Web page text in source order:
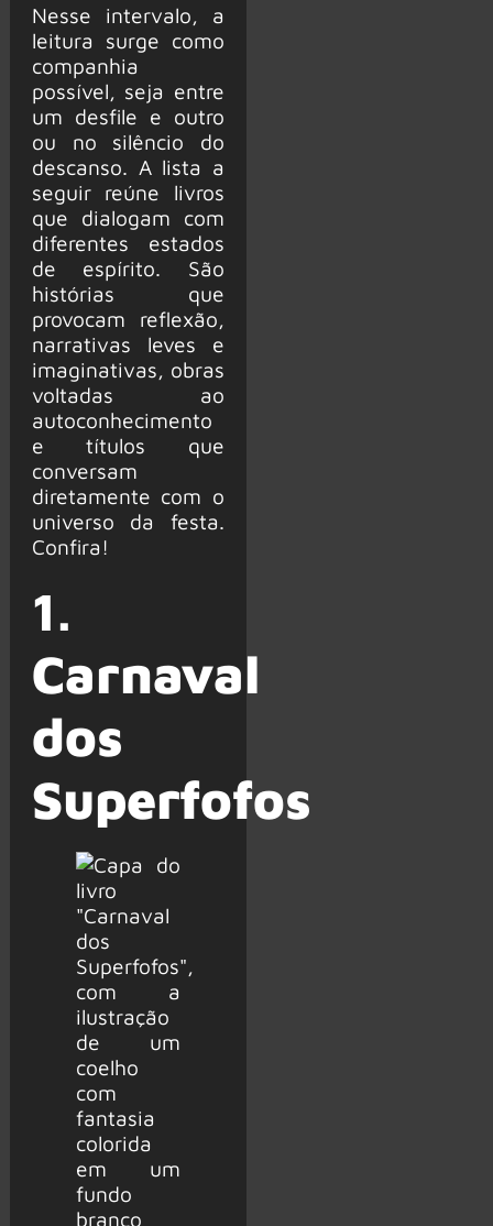
Nesse intervalo, a
leitura surge como
companhia
possível, seja entre
um desfile e outro
ou no silêncio do
descanso. A lista a
seguir reúne livros
que dialogam com
diferentes estados
de espírito. São
histórias que
provocam reflexão,
narrativas leves e
imaginativas, obras
voltadas ao
autoconhecimento
e títulos que
conversam
diretamente com o
universo da festa.
Confira!
1.
Carnaval
dos
Superfofos